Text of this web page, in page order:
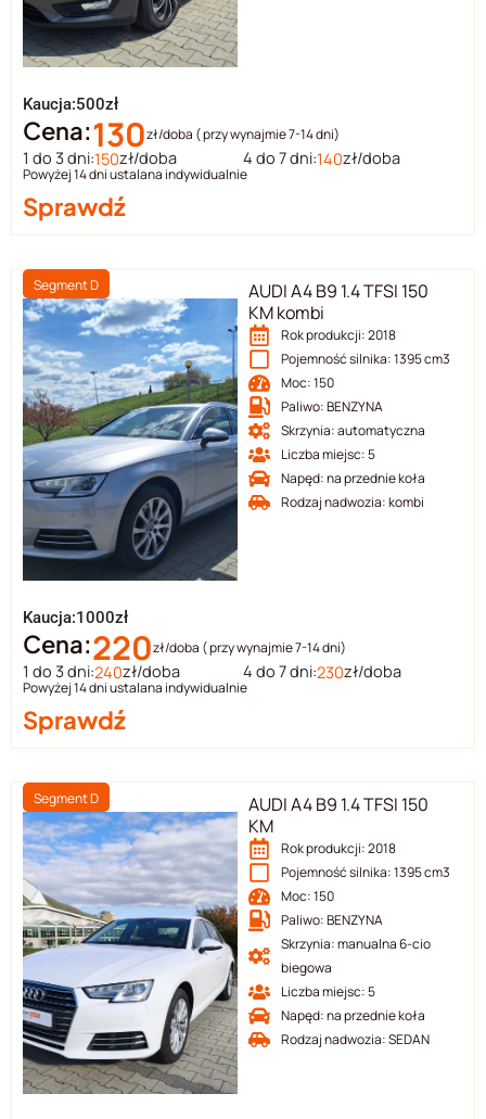
Kaucja:500zł
Cena:130zł/doba ( przy wynajmie 7-14 dni)
1 do 3 dni:150zł/doba 4 do 7 dni:140zł/doba
Powyżej 14 dni ustalana indywidualnie
Sprawdź
Segment D
AUDI A4 B9 1.4 TFSI 150
KM kombi
Rok produkcji: 2018
Pojemność silnika: 1395 cm3
Moc: 150
Paliwo: BENZYNA
Skrzynia: automatyczna
Liczba miejsc: 5
Napęd: na przednie koła
Rodzaj nadwozia: kombi
Kaucja:1000zł
Cena:220zł/doba ( przy wynajmie 7-14 dni)
1 do 3 dni:240zł/doba 4 do 7 dni:230zł/doba
Powyżej 14 dni ustalana indywidualnie
Sprawdź
Segment D
AUDI A4 B9 1.4 TFSI 150
KM
Rok produkcji: 2018
Pojemność silnika: 1395 cm3
Moc: 150
Paliwo: BENZYNA
Skrzynia: manualna 6-cio
biegowa
Liczba miejsc: 5
Napęd: na przednie koła
Rodzaj nadwozia: SEDAN